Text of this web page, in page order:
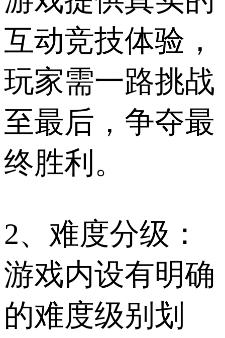
互动竞技体验，
玩家需一路挑战
至最后，争夺最
终胜利。
2、难度分级：
游戏内设有明确
的难度级别划